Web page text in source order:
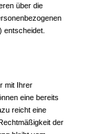
über die
entscheidet.
mit Ihrer
eine bereits
reicht eine
der